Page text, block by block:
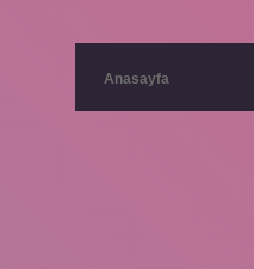
Anasayfa